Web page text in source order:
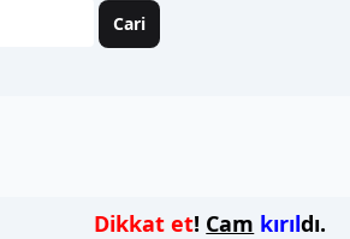
Cari
Dikkat et! Cam kırıldı.